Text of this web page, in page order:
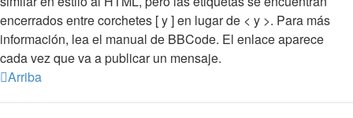
encerrados entre corchetes [ y ] en lugar de < y >. Para más
información, lea el manual de BBCode. El enlace aparece
cada vez que va a publicar un mensaje.
Arriba